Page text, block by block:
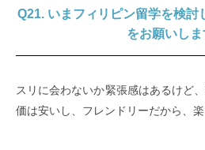
Q21. いまフィリピン留学を検討
をお願いしま
スリに会わないか緊張感はあるけど
価は安いし、フレンドリーだから、楽